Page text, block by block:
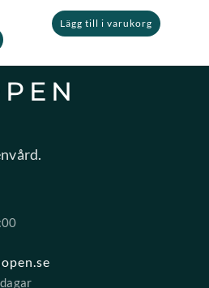
Lägg till i varukorg